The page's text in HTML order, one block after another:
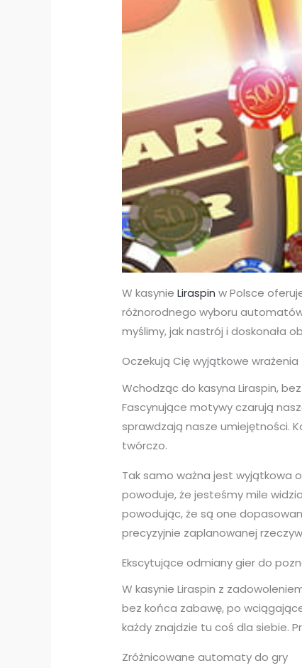
W kasynieLiraspin w Polsce
różnorodnego wyboru
myślimy, jak nastrój i doskonała
Oczekują Cię wyjątkowe wrażenia
Wchodząc do kasyna Liraspin,
Fascynujące motywy czarują
sprawdzają nasze umiejętności.
twórczo.
Tak samo ważna jest wyjątkowa
powoduje, że jesteśmy mile
powodując, że są one
precyzyjnie zaplanowanej
Ekscytujące odmiany gier do
W kasynie Liraspin z
bez końca zabawę, po
każdy znajdzie tu coś dla siebie.
Zróżnicowane automaty do gry